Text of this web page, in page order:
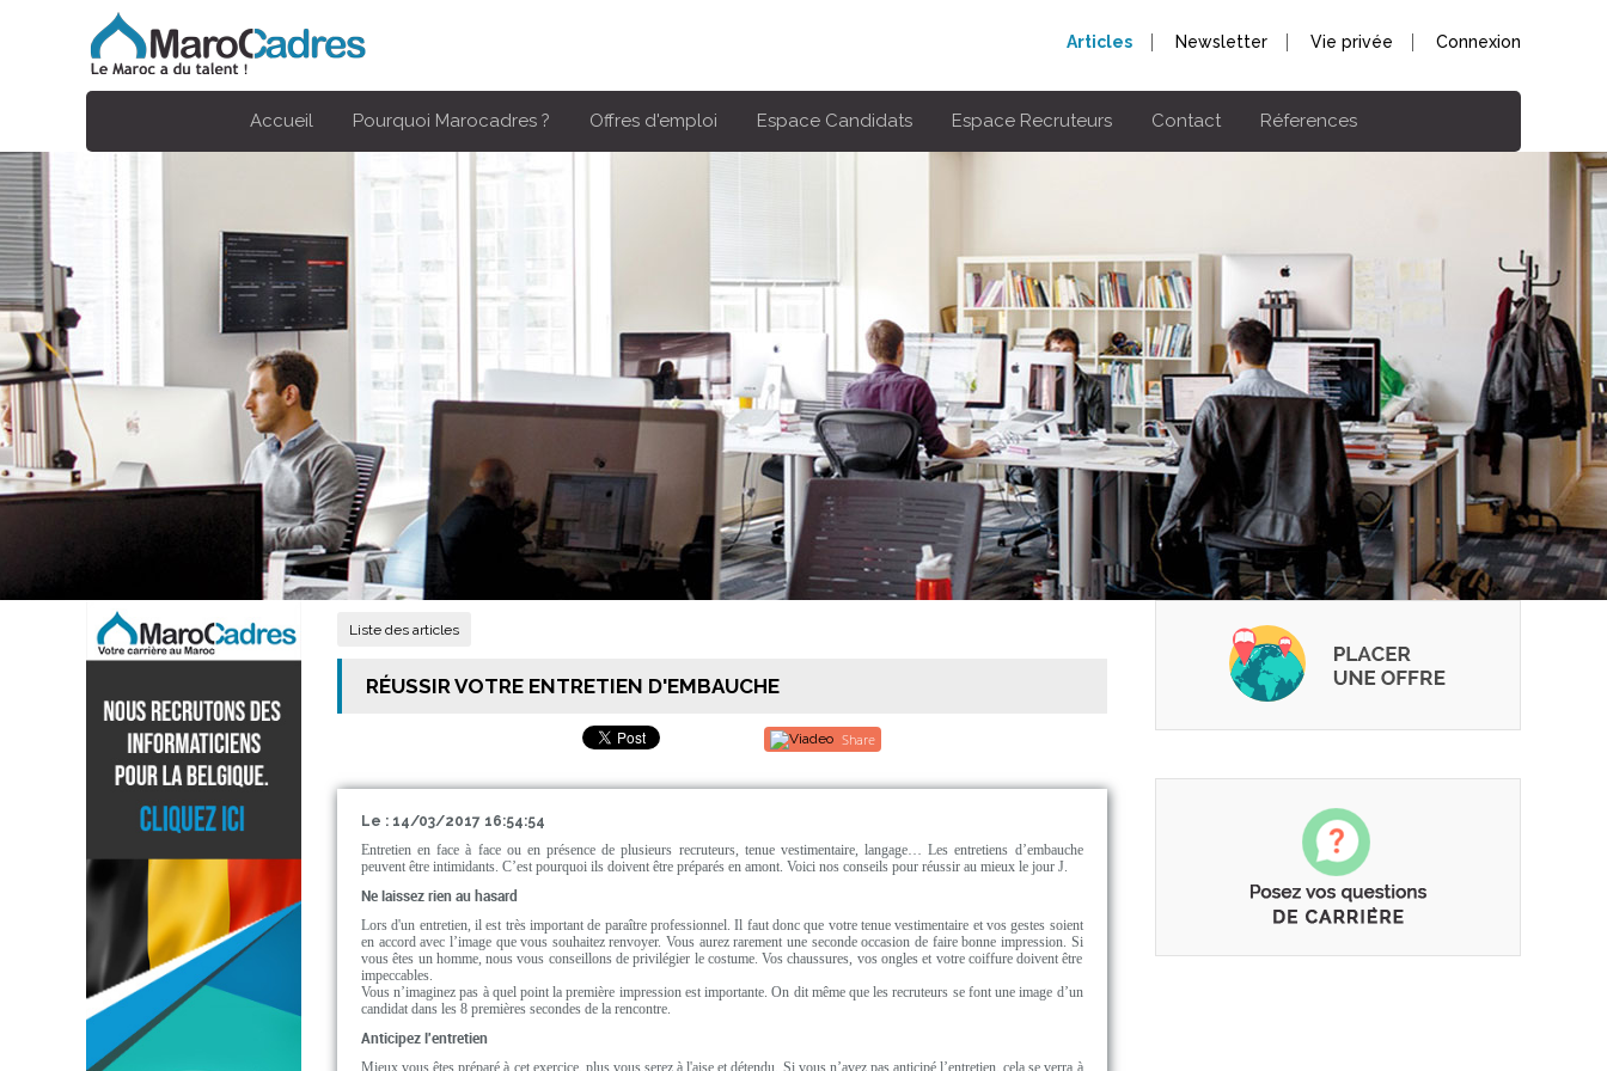
Articles Newsletter Vie privée Connexion
Accueil Pourquoi Marocadres ? Offres d'emploi Espace Candidats Espace Recruteurs Contact Réferences
Liste des articles
RÉUSSIR VOTRE ENTRETIEN D'EMBAUCHE
Share
Le : 14/03/2017 16:54:54
Entretien en face à face ou en présence de plusieurs recruteurs, tenue vestimentaire, langage… Les entretiens d’embauche
peuvent être intimidants. C’est pourquoi ils doivent être préparés en amont. Voici nos conseils pour réussir au mieux le jour J.
Ne laissez rien au hasard
Lors d'un entretien, il est très important de paraître professionnel. Il faut donc que votre tenue vestimentaire et vos gestes soient
en accord avec l’image que vous souhaitez renvoyer. Vous aurez rarement une seconde occasion de faire bonne impression. Si
vous êtes un homme, nous vous conseillons de privilégier le costume. Vos chaussures, vos ongles et votre coiffure doivent être
impeccables.
Vous n’imaginez pas à quel point la première impression est importante. On dit même que les recruteurs se font une image d’un
candidat dans les 8 premières secondes de la rencontre.
Anticipez l'entretien
Mieux vous êtes préparé à cet exercice, plus vous serez à l'aise et détendu. Si vous n’avez pas anticipé l’entretien, cela se verra à